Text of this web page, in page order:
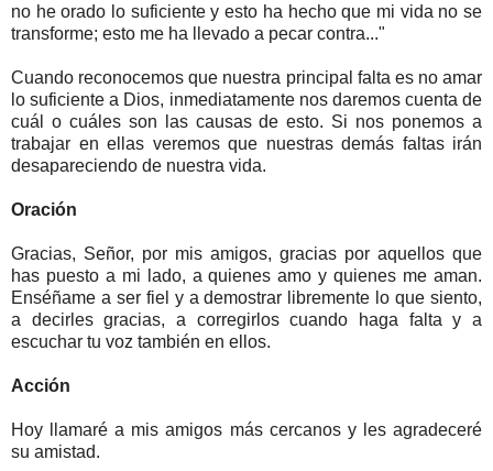
no he orado lo suficiente y esto ha hecho que mi vida no se
transforme; esto me ha llevado a pecar contra..."
Cuando reconocemos que nuestra principal falta es no amar
lo suficiente a Dios, inmediatamente nos daremos cuenta de
cuál o cuáles son las causas de esto. Si nos ponemos a
trabajar en ellas veremos que nuestras demás faltas irán
desapareciendo de nuestra vida.
Oración
Gracias, Señor, por mis amigos, gracias por aquellos que
has puesto a mi lado, a quienes amo y quienes me aman.
Enséñame a ser fiel y a demostrar libremente lo que siento,
a decirles gracias, a corregirlos cuando haga falta y a
escuchar tu voz también en ellos.
Acción
Hoy llamaré a mis amigos más cercanos y les agradeceré
su amistad.